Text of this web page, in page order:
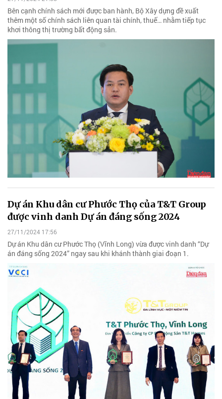
Bên cạnh chính sách mới được ban hành, Bộ Xây dựng đề xuất
thêm một số chính sách liên quan tài chính, thuế… nhằm tiếp tục
khơi thông thị trường bất động sản.
Dự án Khu dân cư Phước Thọ của T&T Group
được vinh danh Dự án đáng sống 2024
27/11/2024 17:56
Dự án Khu dân cư Phước Thọ (Vĩnh Long) vừa được vinh danh “Dự
án đáng sống 2024” ngay sau khi khánh thành giai đoạn 1.